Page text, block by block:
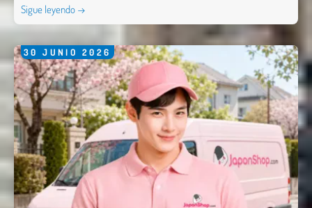
Sigue leyendo →
30 JUNIO 2026